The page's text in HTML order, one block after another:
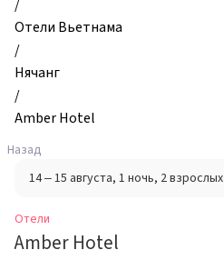
Нячанг,
Вьетнам
/
Отели Вьетнама
/
Нячанг
/
Amber Hotel
Назад
14 – 15 августа, 1 ночь, 2 взрослых
Отели
Amber Hotel